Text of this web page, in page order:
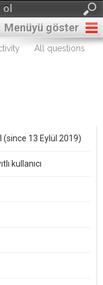
Menüyü göster
All questions
(since 13 Eylül 2019)
kullanıcı